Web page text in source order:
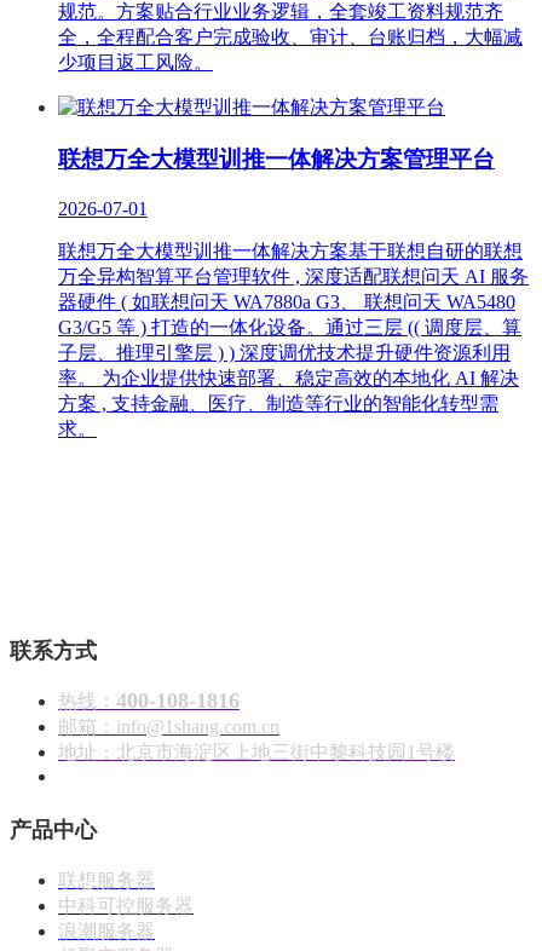
规范。方案贴合行业业务逻辑，全套竣工资料规范齐
全，全程配合客户完成验收、审计、台账归档，大幅减
少项目返工风险。
联想万全大模型训推一体解决方案管理平台
2026-07-01
联想万全大模型训推一体解决方案基于联想自研的联想
万全异构智算平台管理软件 , 深度适配联想问天 AI 服务
器硬件 ( 如联想问天 WA7880a G3、 联想问天 WA5480
G3/G5 等 ) 打造的一体化设备。通过三层 (( 调度层、算
子层、推理引擎层 ) ) 深度调优技术提升硬件资源利用
率。 为企业提供快速部署、稳定高效的本地化 AI 解决
方案 , 支持金融、医疗、制造等行业的智能化转型需
求。
联系方式
热线： 400-108-1816
邮箱：info@1shang.com.cn
地址：北京市海淀区上地三街中黎科技园1号楼
产品中心
联想服务器
中科可控服务器
浪潮服务器